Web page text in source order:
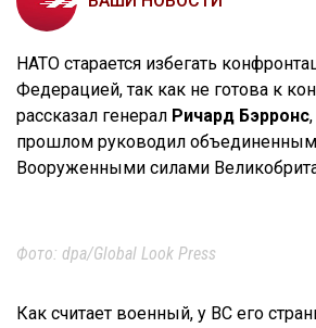
НАТО старается избегать
Федерацией, так как не готова к
рассказал генерал Ричард Бэрронс
прошлом руководил
Вооруженными силами
Фото: dpa/Global Look Press
Как считает военный, у ВС его